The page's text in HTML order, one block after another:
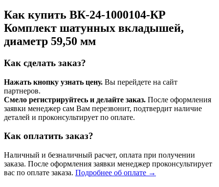
Как купить ВК-24-1000104-КР
Комплект шатунных вкладышей,
диаметр 59,50 мм
Как сделать заказ?
Нажать кнопку узнать цену. Вы перейдете на сайт
партнеров.
Смело регистрируйтесь и делайте заказ. После оформления
заявки менеджер сам Вам перезвонит, подтвердит наличие
деталей и проконсультирует по оплате.
Как оплатить заказ?
Наличный и безналичный расчет, оплата при получении
заказа. После оформления заявки менеджер проконсультирует
вас по оплате заказа. Подробнее об оплате →